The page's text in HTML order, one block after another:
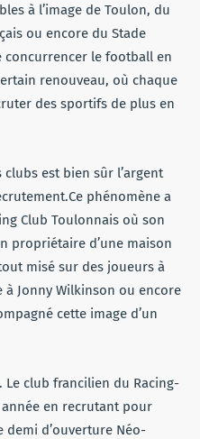
à l’image de Toulon, du
ou encore du Stade
concurrencer le football en
renouveau, où chaque
des sportifs de plus en
clubs est bien sûr l’argent
phénomène a
Club Toulonnais où son
propriétaire d’une maison
misé sur des joueurs à
Jonny Wilkinson ou encore
cette image d’un
club francilien du Racing-
en recrutant pour
demi d’ouverture Néo-